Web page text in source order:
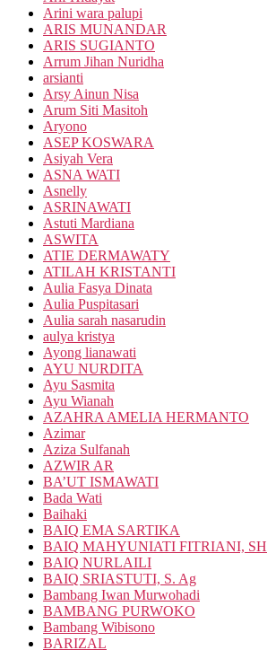
Arini wara palupi
ARIS MUNANDAR
ARIS SUGIANTO
Arrum Jihan Nuridha
arsianti
Arsy Ainun Nisa
Arum Siti Masitoh
Aryono
ASEP KOSWARA
Asiyah Vera
ASNA WATI
Asnelly
ASRINAWATI
Astuti Mardiana
ASWITA
ATIE DERMAWATY
ATILAH KRISTANTI
Aulia Fasya Dinata
Aulia Puspitasari
Aulia sarah nasarudin
aulya kristya
Ayong lianawati
AYU NURDITA
Ayu Sasmita
Ayu Wianah
AZAHRA AMELIA HERMANTO
Azimar
Aziza Sulfanah
AZWIR AR
BA’UT ISMAWATI
Bada Wati
Baihaki
BAIQ EMA SARTIKA
BAIQ MAHYUNIATI FITRIANI, SH
BAIQ NURLAILI
BAIQ SRIASTUTI, S. Ag
Bambang Iwan Murwohadi
BAMBANG PURWOKO
Bambang Wibisono
BARIZAL